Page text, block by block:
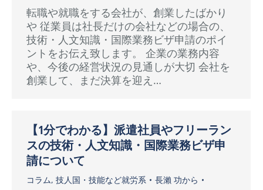
転職や就職をする会社が、創業したばかり
や 従業員は社長だけの会社などの場合の、
技術・人文知識・国際業務ビザ申請のポイ
ントをお伝え致します。 企業の業務内容
や、今後の経営状況の見通しが大切 会社を
創業して、まだ決算を迎え…
【1分でわかる】派遣社員やフリーラン
スの技術・人文知識・国際業務ビザ申
請について
コラム, 技人国・技能など就労系 長瀨 功から